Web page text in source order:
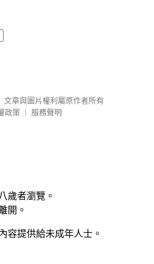
文章與圖片權利屬原作者所有
政策
服務聲明
歲者瀏覽。
開。
容提供給未成年人士。